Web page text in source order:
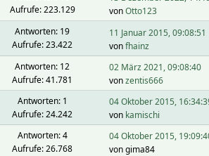
Aufrufe: 223.129
vonOtto123
Antworten: 19
Aufrufe: 23.422
11 Januar 2015, 09:08:51
vonfhainz
Antworten: 12
Aufrufe: 41.781
02 März 2021, 09:08:40
vonzentis666
Antworten: 1
Aufrufe: 24.242
04 Oktober 2015,
von kamischi
Antworten: 4
Aufrufe: 26.768
04 Oktober 2015,
von gima84